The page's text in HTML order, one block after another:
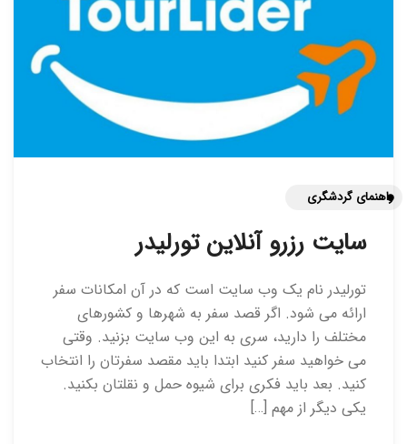
راهنمای گردشگری
سایت رزرو آنلاین تورلیدر
تورلیدر نام یک وب سایت است که در آن امکانات سفر
ارائه می شود. اگر قصد سفر به شهرها و کشورهای
مختلف را دارید، سری به این وب سایت بزنید. وقتی
می خواهید سفر کنید ابتدا باید مقصد سفرتان را انتخاب
کنید. بعد باید فکری برای شیوه حمل و نقلتان بکنید.
یکی دیگر از مهم […]